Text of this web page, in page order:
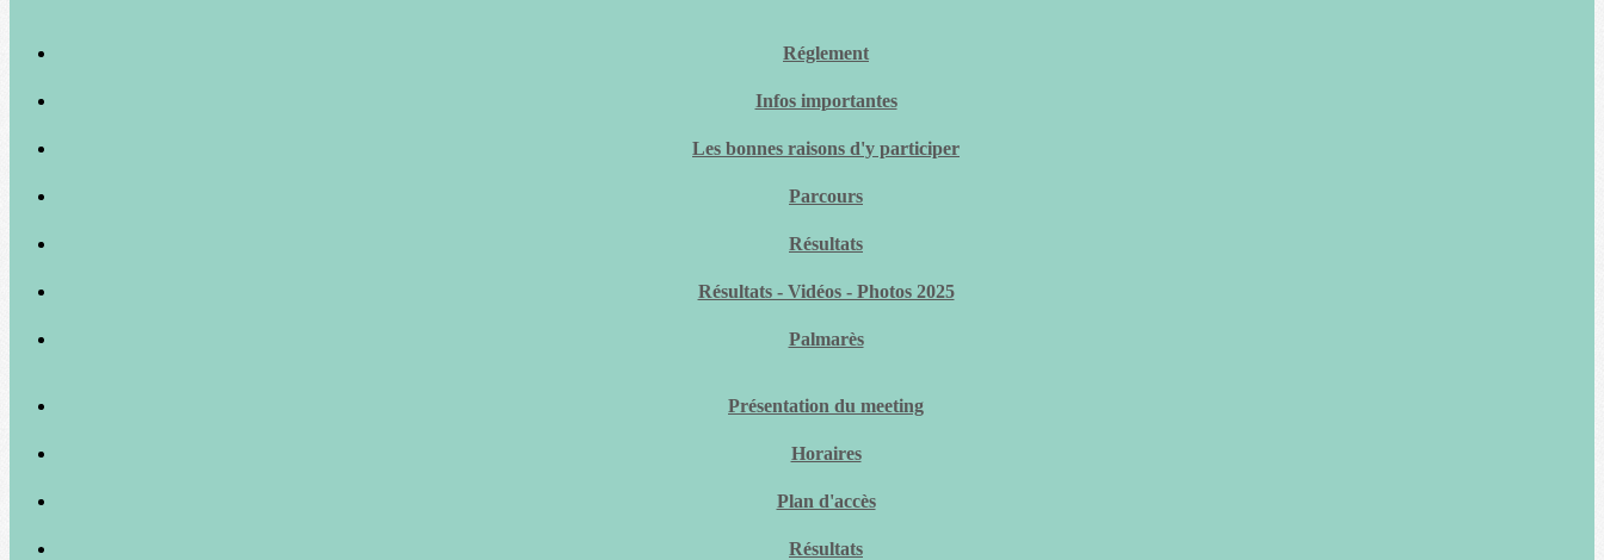
Réglement
Infos importantes
Les bonnes raisons d'y participer
Parcours
Résultats
Résultats - Vidéos - Photos 2025
Palmarès
Présentation du meeting
Horaires
Plan d'accès
Résultats